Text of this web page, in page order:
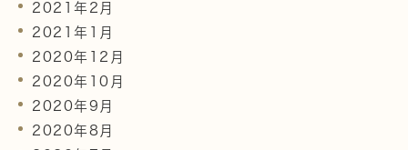
2021年2月
2021年1月
2020年12月
2020年10月
2020年9月
2020年8月